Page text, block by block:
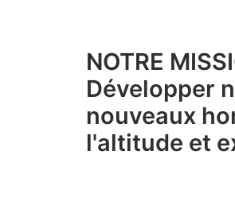
NOTRE
Développer
nouveaux
l'altitude et